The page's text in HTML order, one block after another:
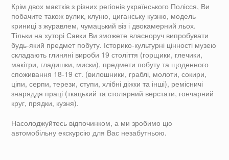
Крім двох маєтків з різних регіонів українського Полісся, Ви
побачите також вулик, клуню, циганську кузню, модель
криниці з журавлем, чумацький віз і двокамерний льох.
Тільки на хуторі Савки Ви зможете власноруч випробувати
будь-який предмет побуту. Історико-культурні цінності музею
складають глиняні вироби 19 століття (горщики, глечики,
макітри, гладишки, миски), предмети побуту та щоденного
споживання 18-19 ст. (вилошники, граблі, молоти, сокири,
ціпи, серпи, терези, ступи, хлібні діжки та інші), ремісничі
знаряддя праці (ткацький та столярний верстати, гончарний
круг, прядки, кузня).
Насолоджуйтесь відпочинком, а ми зробимо цю
автомобільну екскурсію для Вас незабутньою.